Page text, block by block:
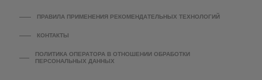
ПРАВИЛА ПРИМЕНЕНИЯ РЕКОМЕНДАТЕЛЬНЫХ ТЕХНОЛОГИЙ
КОНТАКТЫ
ПОЛИТИКА ОПЕРАТОРА В ОТНОШЕНИИ ОБРАБОТКИ
ПЕРСОНАЛЬНЫХ ДАННЫХ